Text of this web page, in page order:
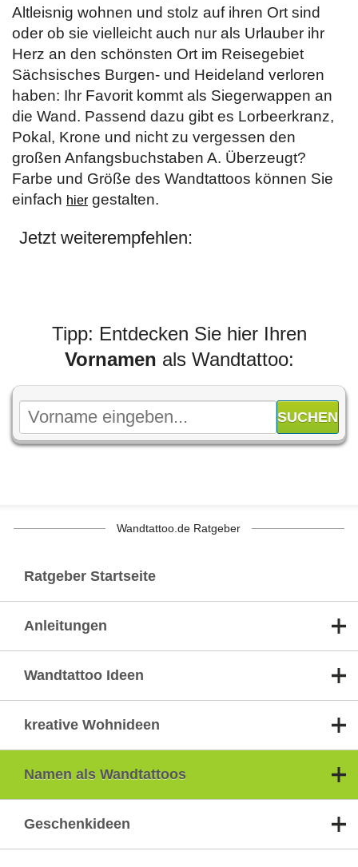
Altleisnig wohnen und stolz auf ihren Ort sind
oder ob sie vielleicht auch nur als Urlauber ihr
Herz an den schönsten Ort im Reisegebiet
Sächsisches Burgen- und Heideland verloren
haben: Ihr Favorit kommt als Siegerwappen an
die Wand. Passend dazu gibt es Lorbeerkranz,
Pokal, Krone und nicht zu vergessen den
großen Anfangsbuchstaben A. Überzeugt?
Farbe und Größe des Wandtattoos können Sie
einfach hier gestalten.
Jetzt weiterempfehlen:
Tipp: Entdecken Sie hier Ihren
Vornamen als Wandtattoo:
Wandtattoo.de Ratgeber
Ratgeber Startseite
Anleitungen
Wandtattoo Ideen
kreative Wohnideen
Namen als Wandtattoos
Geschenkideen